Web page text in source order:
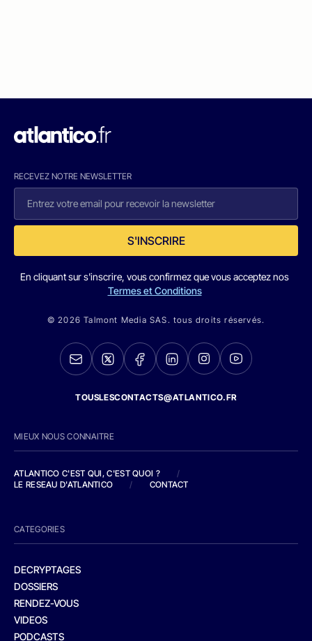
RECEVEZ NOTRE NEWSLETTER
S'INSCRIRE
En cliquant sur s'inscrire, vous confirmez que vous acceptez nos
Termes et Conditions
© 2026 Talmont Media SAS. tous droits réservés.
TOUSLESCONTACTS@ATLANTICO.FR
MIEUX NOUS CONNAITRE
ATLANTICO C'EST QUI, C'EST QUOI ?
/
LE RESEAU D'ATLANTICO
/ CONTACT
CATEGORIES
DECRYPTAGES
DOSSIERS
RENDEZ-VOUS
VIDEOS
PODCASTS